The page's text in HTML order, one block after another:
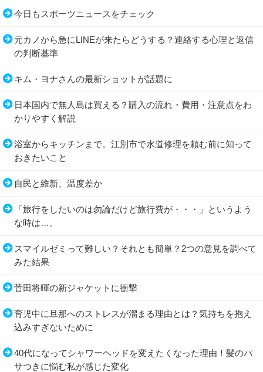
今日もスポーツニュースをチェック
元カノから急にLINEが来たらどうする？連絡する心理と返信
の判断基準
キム・ヨナさんの最新ショットが話題に
日本国内で無人島は買える？購入の流れ・費用・注意点をわ
かりやすく解説
浴室からキッチンまで。江別市で水道修理を頼む前に知って
おきたいこと
自民と維新、温度差か
「旅行をしたいのは勿論だけど旅行費が・・・」というよう
な時は…。
スマイルゼミって難しい？それとも簡単？2つの意見を調べて
みた結果
菅田将暉の新ジャケットに衝撃
育児中に旦那へのストレスが溜まる理由とは？気持ちを抱え
込みすぎないために
40代になってシャワーヘッドを変えたくなった理由！髪のパ
サつきに悩む私が感じた変化